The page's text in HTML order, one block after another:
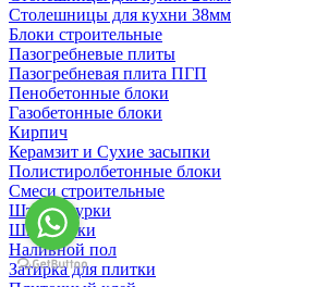
Столешницы для кухни 38мм
Блоки строительные
Пазогребневые плиты
Пазогребневая плита ПГП
Пенобетонные блоки
Газобетонные блоки
Кирпич
Керамзит и Сухие засыпки
Полистиролбетонные блоки
Смеси строительные
Штукартурки
Шпаклевки
Наливной пол
Затирка для плитки